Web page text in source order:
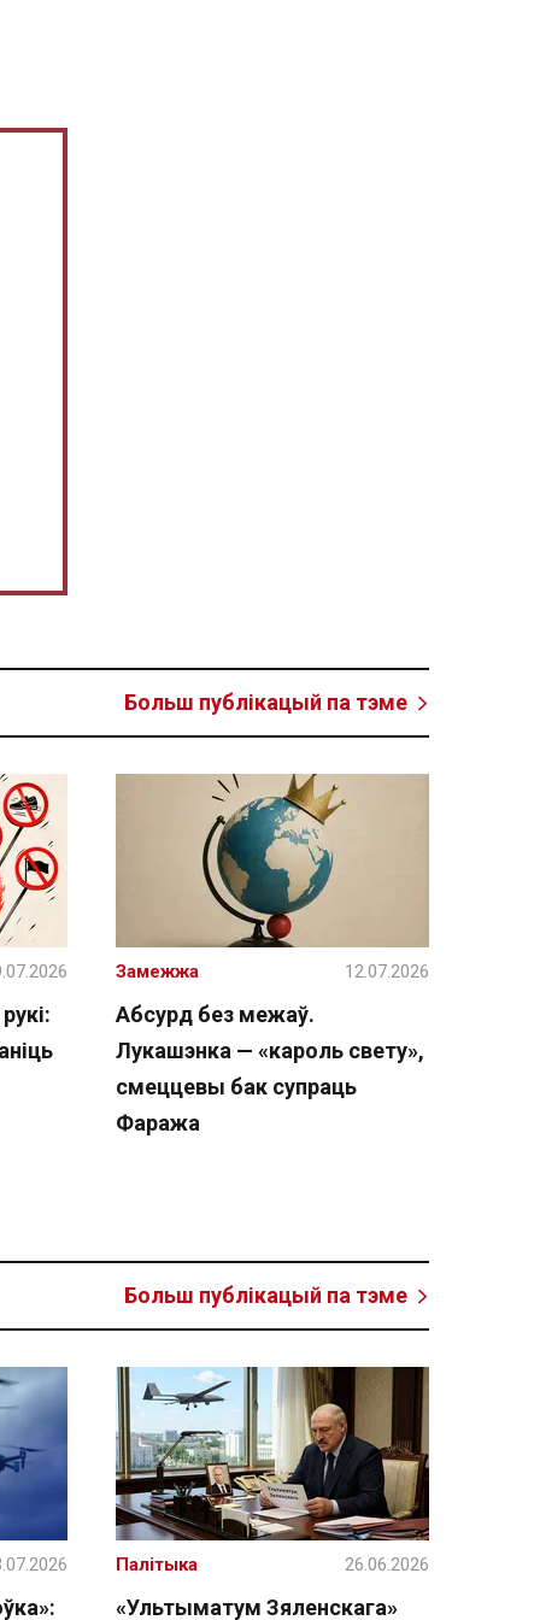
Больш публікацый па тэме
Абсурд без межаў.
Лукашэнка — «кароль свету»,
смеццевы бак супраць
Фаража
Замежжа 12.07.2026
Больш публікацый па тэме
«Ультыматум Зяленскага»
Палітыка 26.06.2026